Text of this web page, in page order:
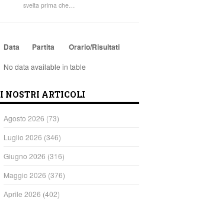
svelta prima che…
Data Partita Orario/Risultati
No data available in table
I NOSTRI ARTICOLI
Agosto 2026 (73)
Luglio 2026 (346)
Giugno 2026 (316)
Maggio 2026 (376)
Aprile 2026 (402)